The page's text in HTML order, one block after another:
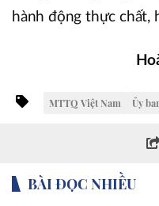
hành động thực chất,
MTTQ Việt Nam Ủy
BÀI ĐỌC NHIỀU